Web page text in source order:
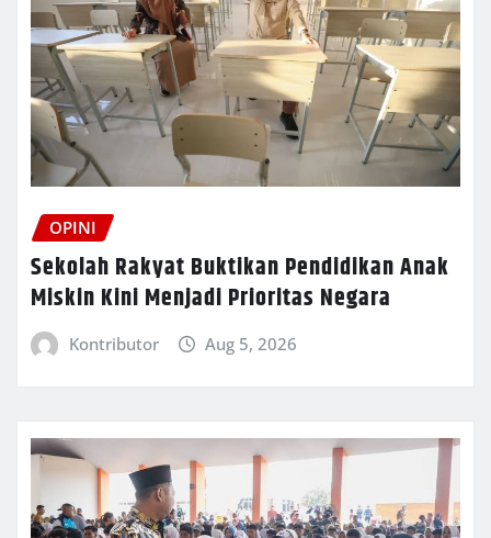
OPINI
Sekolah Rakyat Buktikan Pendidikan Anak
Miskin Kini Menjadi Prioritas Negara
Kontributor Aug 5, 2026